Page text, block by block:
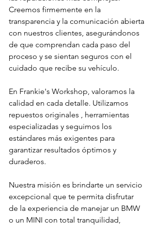
Creemos firmemente en la
transparencia y la comunicación abierta
con nuestros clientes, asegurándonos
de que comprendan cada paso del
proceso y se sientan seguros con el
cuidado que recibe su vehículo.
En Frankie's Workshop, valoramos la
calidad en cada detalle. Utilizamos
repuestos originales , herramientas
especializadas y seguimos los
estándares más exigentes para
garantizar resultados óptimos y
duraderos.
Nuestra misión es brindarte un servicio
excepcional que te permita disfrutar
de la experiencia de manejar un BMW
o un MINI con total tranquilidad,